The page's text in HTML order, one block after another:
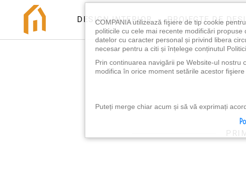
DESIGN INTERIOR PROIECTE DE
COMPANIA utilizează fişiere de tip cookie
politicile cu cele mai recente modificări
datelor cu caracter personal și privind libera
necesar pentru a citi și înțelege conținutul
Prin continuarea navigării pe Website-ul nostru
modifica în orice moment setările acestor
Puteți merge chiar acum și să vă exprimați